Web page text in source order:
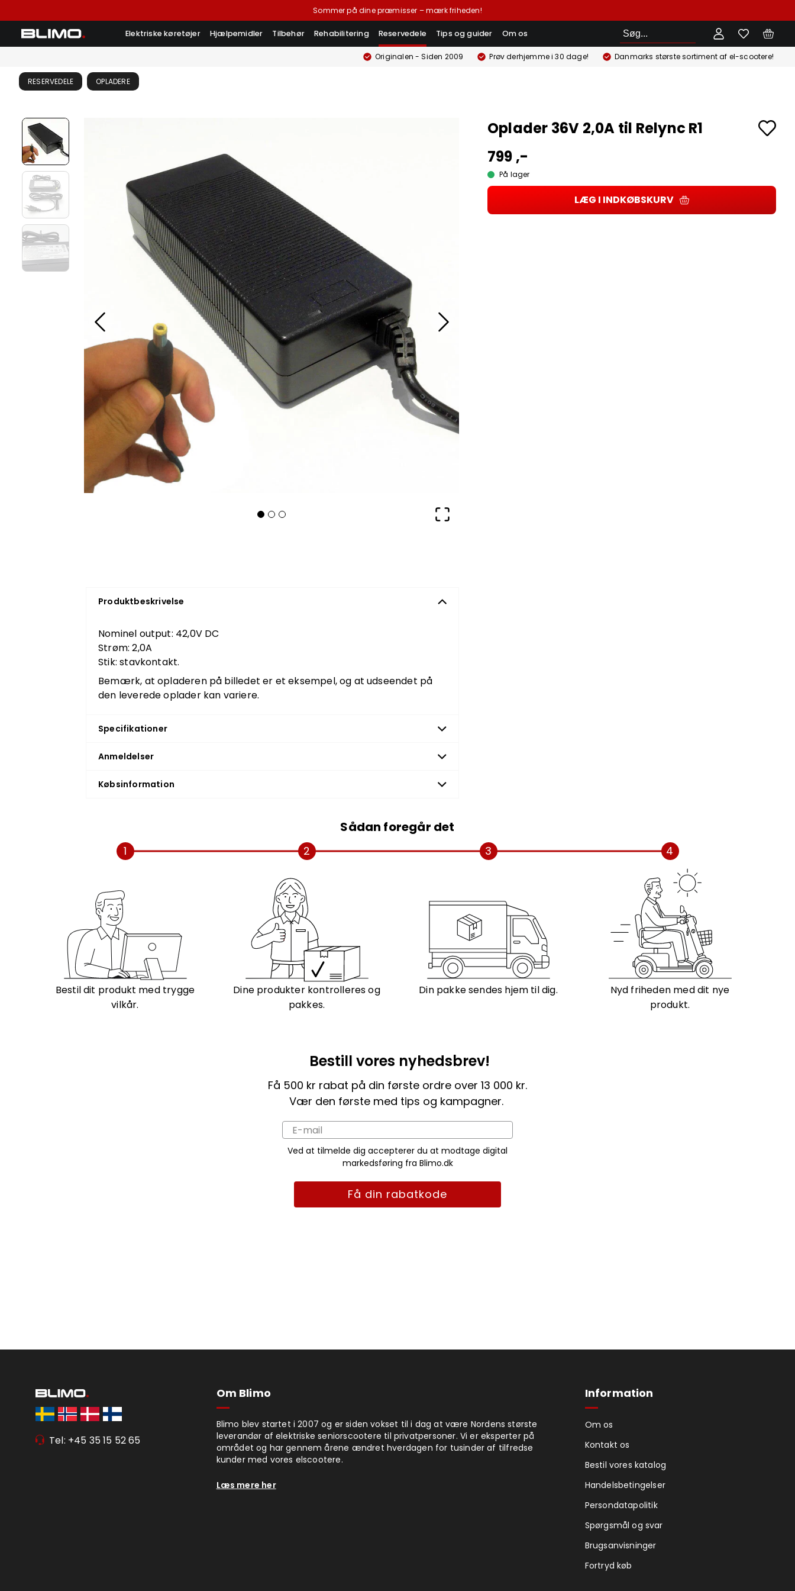
Sommer på dine præmisser – mærk friheden!
Elektriske køretøjer Hjælpemidler Tilbehør Rehabilitering Reservedele Tips og guider Om os Søg
Originalen - Siden 2009 Prøv derhjemme i 30 dage! Danmarks største sortiment af el-scootere!
RESERVEDELE OPLADERE
Oplader 36V 2,0A til Relync R1
799 ,-
På lager
LÆG I INDKØBSKURV
Produktbeskrivelse
Nominel output: 42,0V DC
Strøm: 2,0A
Stik: stavkontakt.
Bemærk, at opladeren på billedet er et eksempel, og at udseendet på
den leverede oplader kan variere.
Specifikationer
Anmeldelser
Købsinformation
Sådan foregår det
1
Bestil dit produkt med trygge
vilkår.
2
Dine produkter kontrolleres og
pakkes.
3
Din pakke sendes hjem til dig.
4
Nyd friheden med dit nye
produkt.
Bestill vores nyhedsbrev!
Få 500 kr rabat på din første ordre over 13 000 kr.
Vær den første med tips og kampagner.
Ved at tilmelde dig accepterer du at modtage digital
markedsføring fra Blimo.dk
Få din rabatkode
Tel: +45 35 15 52 65
Om Blimo
Blimo blev startet i 2007 og er siden vokset til i dag at være Nordens største
leverandør af elektriske seniorscootere til privatpersoner. Vi er eksperter på
området og har gennem årene ændret hverdagen for tusinder af tilfredse
kunder med vores elscootere.
Læs mere her
Information
Om os
Kontakt os
Bestil vores katalog
Handelsbetingelser
Persondatapolitik
Spørgsmål og svar
Brugsanvisninger
Fortryd køb